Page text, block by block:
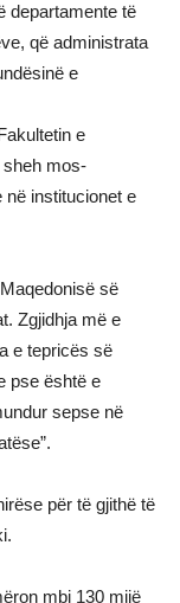
departamente të
që administrata
e
e
mos-
në institucionet e
së
Zgjidhja më e
e tepricës së
pse është e
sepse në
për të gjithë të
mbi 130 mijë